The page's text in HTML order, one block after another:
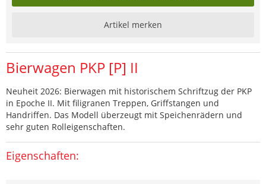
Artikel merken
Bierwagen PKP [P] II
Neuheit 2026: Bierwagen mit historischem Schriftzug der PKP
in Epoche II. Mit filigranen Treppen, Griffstangen und
Handriffen. Das Modell überzeugt mit Speichenrädern und
sehr guten Rolleigenschaften.
Eigenschaften: